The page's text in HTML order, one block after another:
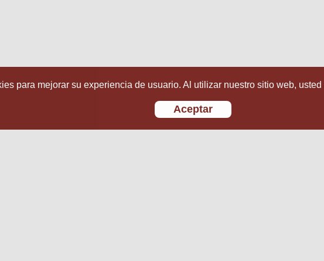
para mejorar su experiencia de usuario. Al utilizar nuestro sitio web,
Aceptar